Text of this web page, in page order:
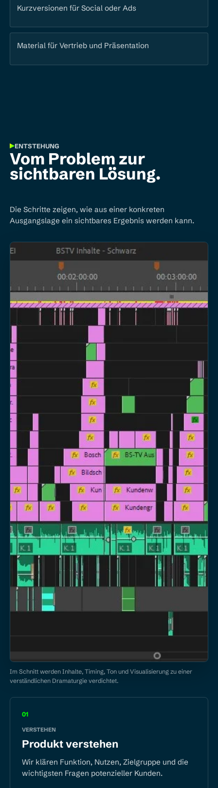
Kurzversionen für Social oder Ads
Material für Vertrieb und Präsentation
ENTSTEHUNG
Vom Problem zur
sichtbaren Lösung.
Die Schritte zeigen, wie aus einer konkreten
Ausgangslage ein sichtbares Ergebnis werden kann.
Im Schnitt werden Inhalte, Timing, Ton und Visualisierung zu einer
verständlichen Dramaturgie verdichtet.
01
VERSTEHEN
Produkt verstehen
Wir klären Funktion, Nutzen, Zielgruppe und die
wichtigsten Fragen potenzieller Kunden.